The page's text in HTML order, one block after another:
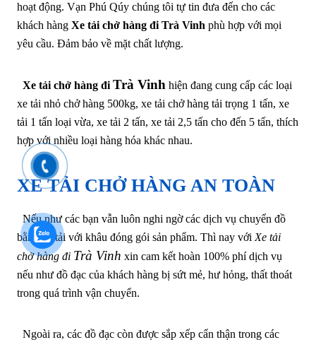
hoạt động. Vạn Phú Qúy chúng tôi tự tin đưa đến cho các
khách hàng Xe tải chở hàng đi Trà Vinh phù hợp với mọi
yêu cầu. Đảm bảo về mặt chất lượng.
Xe tải chở hàng điTrà Vinh hiện đang cung cấp các loại
xe tải nhỏ chở hàng 500kg, xe tải chở hàng tải trọng 1 tấn, xe
tải 1 tấn loại vừa, xe tải 2 tấn, xe tải 2,5 tấn cho đến 5 tấn, thích
hợp với nhiều loại hàng hóa khác nhau.
XE TẢI CHỞ HÀNG AN TOÀN
Nếu như các bạn vẫn luôn nghi ngờ các dịch vụ chuyển đồ
bằng xe tải với khâu đóng gói sản phẩm. Thì nay vớiXe tải
chở hàng đi Trà Vinh xin cam kết hoàn 100% phí dịch vụ
nếu như đồ đạc của khách hàng bị sứt mẻ, hư hỏng, thất thoát
trong quá trình vận chuyển.
Ngoài ra, các đồ đạc còn được sắp xếp cẩn thận trong các